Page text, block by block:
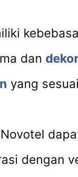
dan
yang
dengan